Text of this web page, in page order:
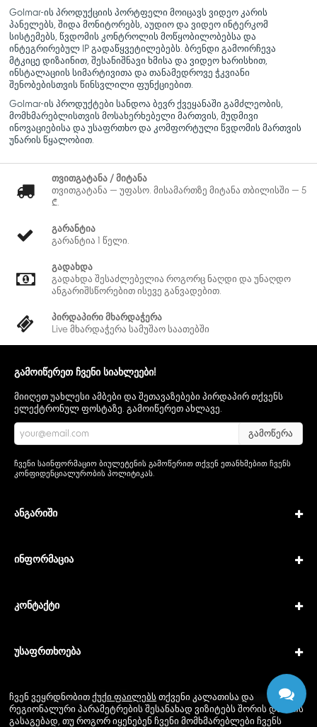
ჩვენ ვეყრდნობით ქუქი ფაილებს თქვენი კალათისა და
რეგიონალური პარამეტრების შესანახად ვიზიტებს შორის და იმის
გასაგებად, თუ როგორ იყენებენ ჩვენი მომხმარებლები ჩვენს
Golmar-ის პროდუქციის პორტფელი მოიცავს ვიდეო კარის
პანელებს, შიდა მონიტორებს, აუდიო და ვიდეო ინტერკომ
სისტემებს, წვდომის კონტროლის მოწყობილობებსა და
ინტეგრირებულ IP გადაწყვეტილებებს. ბრენდი გამოირჩევა
მტკიცე დიზაინით, შესანიშნავი ხმისა და ვიდეო ხარისხით,
ინსტალაციის სიმარტივითა და თანამედროვე ჭკვიანი
შენობებისთვის წინსვლილი ფუნქციებით.
Golmar-ის პროდუქტები სანდოა ბევრ ქვეყანაში გამძლეობის,
მომხმარებლისთვის მოსახერხებელი მართვის, მუდმივი
ინოვაციებისა და უსაფრთხო და კომფორტული წვდომის მართვის
უნარის წყალობით.
თვითგატანა / მიტანა
თვითგატანა — უფასო. მისამართზე მიტანა თბილისში — 5
₾.
გარანტია
გარანტია 1 წელი.
გადახდა
გადახდა შესაძლებელია როგორც ნაღდი და უნაღდო
ანგარიშსწორებით ისევე განვადებით.
პირდაპირი მხარდაჭერა
Live მხარდაჭერა სამუშაო საათებში
გამოიწერეთ ჩვენი სიახლეები!
მიიღეთ უახლესი ამბები და შეთავაზებები პირდაპირ თქვენს
ელექტრონულ ფოსტაზე. გამოიწერეთ ახლავე.
გამოწერა
ჩვენი საინფორმაციო ბიულეტენის გამოწერით თქვენ ეთანხმებით ჩვენს
კონფიდენციალურობის პოლიტიკას.
ანგარიში
ინფორმაცია
კონტაქტი
უსაფრთხოება
Copyright © 2026 IPTech. All rights reserved · Powered by
GEODANI®